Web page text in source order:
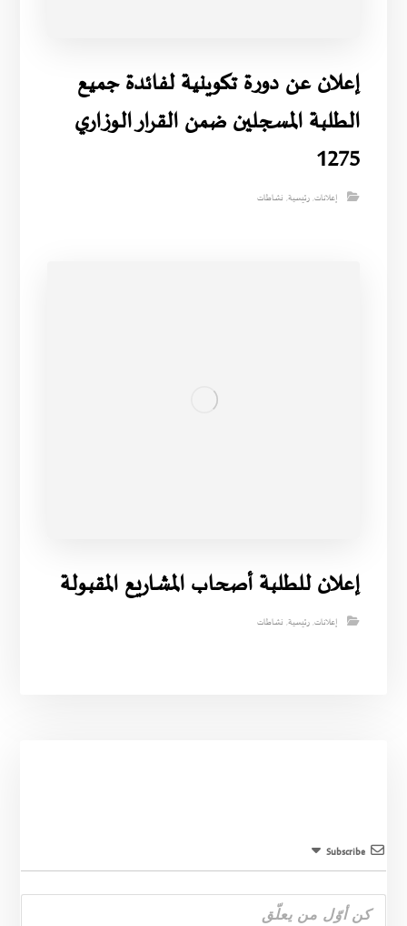
إعلان عن دورة تكوينية لفائدة جميع
الطلبة المسجلين ضمن القرار الوزاري
1275
إعلانات,رئيسية, نشاطات
إعلان للطلبة أصحاب المشاريع المقبولة
إعلانات,رئيسية, نشاطات
Subscribe